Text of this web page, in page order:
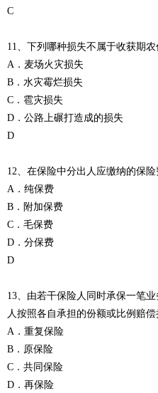
C
11、下列哪种损失不属于收获期
A．麦场火灾损失
B．水灾霉烂损失
C．雹灾损失
D．公路上碾打造成的损失
D
12、在保险中分出人应缴纳的保
A．纯保费
B．附加保费
C．毛保费
D．分保费
D
13、由若干保险人同时承保一笔
人按照各自承担的份额或比例赔
A．重复保险
B． 原保险
C．共同保险
D．再保险